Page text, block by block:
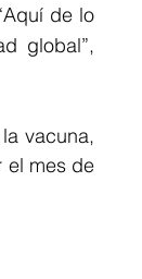
de lo
global”,
vacuna,
el mes de